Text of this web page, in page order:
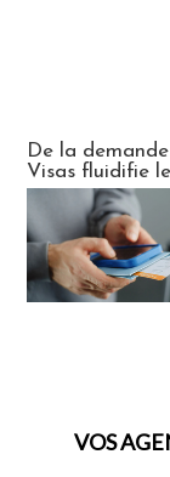
De la
Visas fluidifie
VOS